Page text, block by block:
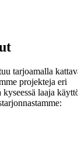
tarjoamalla
projekteja eri
laaja